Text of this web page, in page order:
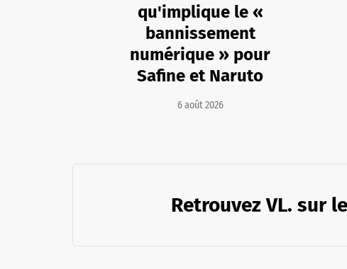
qu'implique le «
bannissement
numérique » pour
Safine et Naruto
6 août 2026
Retrouvez VL. sur